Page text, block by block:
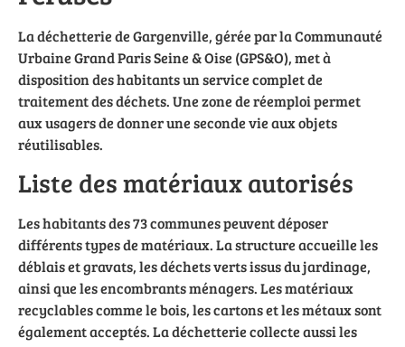
La déchetterie de Gargenville, gérée par la Communauté
Urbaine Grand Paris Seine & Oise (GPS&O), met à
disposition des habitants un service complet de
traitement des déchets. Une zone de réemploi permet
aux usagers de donner une seconde vie aux objets
réutilisables.
Liste des matériaux autorisés
Les habitants des 73 communes peuvent déposer
différents types de matériaux. La structure accueille les
déblais et gravats, les déchets verts issus du jardinage,
ainsi que les encombrants ménagers. Les matériaux
recyclables comme le bois, les cartons et les métaux sont
également acceptés. La déchetterie collecte aussi les